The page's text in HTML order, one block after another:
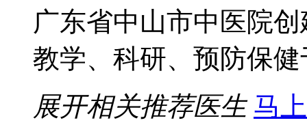
广东省中山市中医院
教学、科研、预防保健
展开相关推荐医生 马